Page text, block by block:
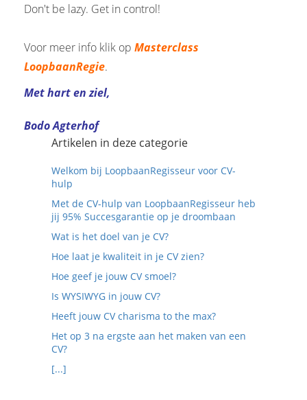
Don't be lazy. Get in control!
Voor meer info klik op Masterclass
LoopbaanRegie.
Met hart en ziel,
Bodo Agterhof
Artikelen in deze categorie
Welkom bij LoopbaanRegisseur voor CV-
hulp
Met de CV-hulp van LoopbaanRegisseur heb
jij 95% Succesgarantie op je droombaan
Wat is het doel van je CV?
Hoe laat je kwaliteit in je CV zien?
Hoe geef je jouw CV smoel?
Is WYSIWYG in jouw CV?
Heeft jouw CV charisma to the max?
Het op 3 na ergste aan het maken van een
CV?
[...]